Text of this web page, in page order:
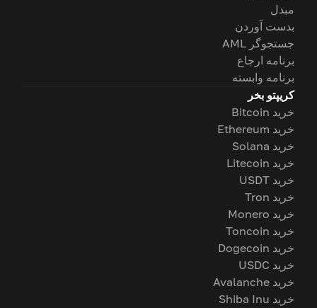
مبدل
بدست آوردن
جستجوگر AML
برنامه ارجاع
برنامه وابسته
کریپتو بخر
خرید Bitcoin
خرید Ethereum
خرید Solana
خرید Litecoin
خرید USDT
خرید Tron
خرید Monero
خرید Toncoin
خرید Dogecoin
خرید USDC
خرید Avalanche
خرید Shiba Inu